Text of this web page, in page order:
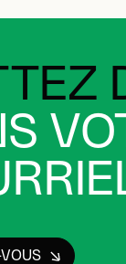
VOUS